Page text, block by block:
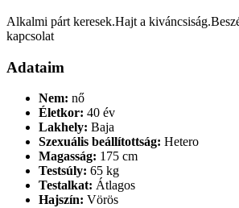
Alkalmi párt keresek.Hajt a
kapcsolat
Adataim
Nem: nő
Életkor: 40 év
Lakhely: Baja
Szexuális beállítottság: Hetero
Magasság: 175 cm
Testsúly: 65 kg
Testalkat: Átlagos
Hajszín: Vörös